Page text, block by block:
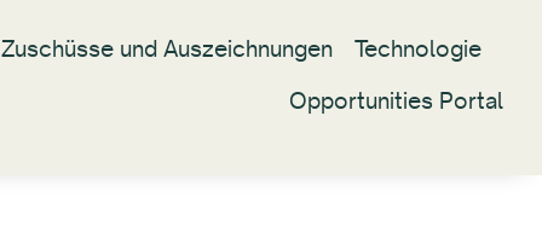
Zuschüsse und Auszeichnungen
Technologie
Opportunities Portal
Zuschüsse und Auszeichnungen
Technologie
Opportunities Portal